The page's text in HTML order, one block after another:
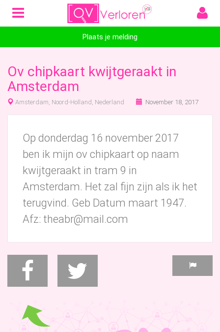
Plaats je melding
Ov chipkaart kwijtgeraakt in
Amsterdam
Amsterdam, Noord-Holland, Nederland November 18, 2017
Op donderdag 16 november 2017
ben ik mijn ov chipkaart op naam
kwijtgeraakt in tram 9 in
Amsterdam. Het zal fijn zijn als ik het
terugvind. Geb Datum maart 1947.
Afz: theabr@mail.com